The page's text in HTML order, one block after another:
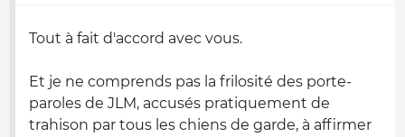
Tout à fait d'accord avec vous.
Et je ne comprends pas la frilosité des porte-
paroles de JLM, accusés pratiquement de
trahison par tous les chiens de garde, à affirmer